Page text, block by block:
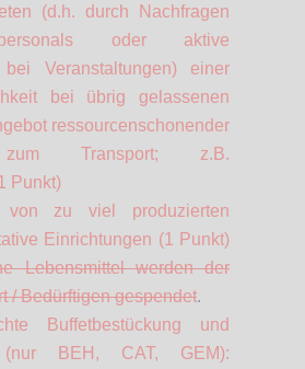
(d.h. durch Nachfragen
oder aktive
bei Veranstaltungen) einer
bei übrig gelassenen
ressourcenschonender
zum Transport; z.B.
Punkt)
von zu viel produzierten
Einrichtungen (1 Punkt)
Lebensmittel werden der
/ Bedürftigen gespendet.
Buffetbestückung und
BEH, CAT, GEM):